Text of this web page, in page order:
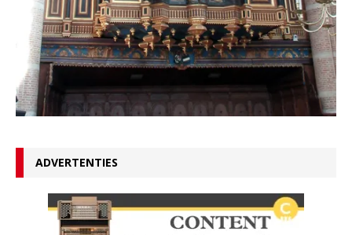
ADVERTENTIES